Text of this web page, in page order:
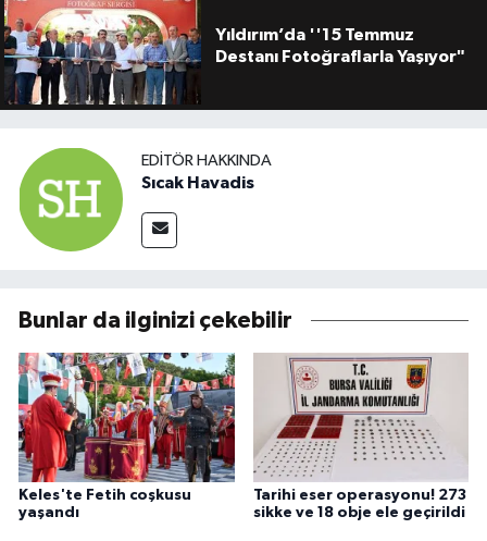
Yıldırım’da ''15 Temmuz
Destanı Fotoğraflarla Yaşıyor"
EDITÖR HAKKINDA
Sıcak Havadis
Bunlar da ilginizi çekebilir
Keles'te Fetih coşkusu
yaşandı
Tarihi eser operasyonu! 273
sikke ve 18 obje ele geçirildi